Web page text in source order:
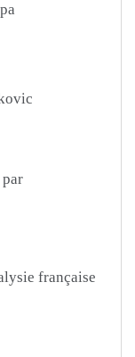
par
française